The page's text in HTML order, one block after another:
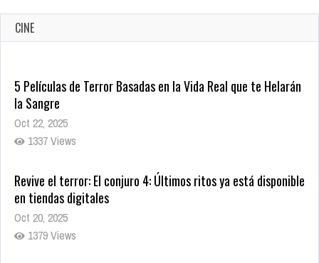
CINE
5 Películas de Terror Basadas en la Vida Real que te Helarán
la Sangre
Oct 22, 2025
1337 Views
Revive el terror: El conjuro 4: Últimos ritos ya está disponible
en tiendas digitales
Oct 20, 2025
1379 Views